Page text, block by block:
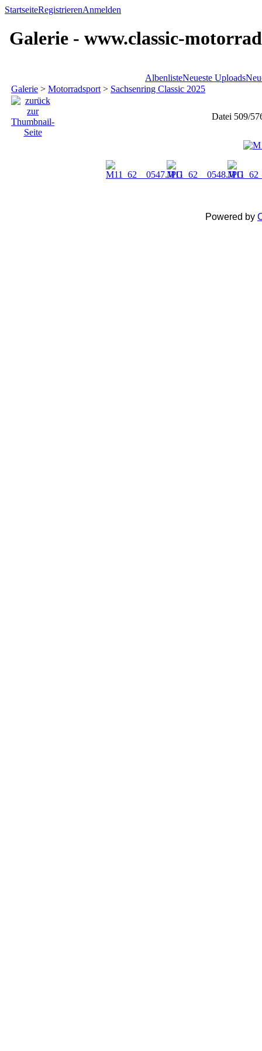
StartseiteRegistrierenAnmelden
Galerie - www.classic-
AlbenlisteNeueste Uploads
Galerie > Motorradsport > Sachsenring Classic 2025
Datei 509/
Powered by